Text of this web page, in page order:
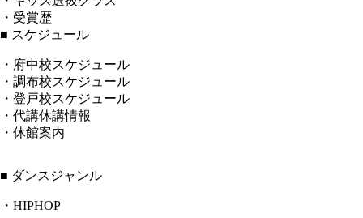
・受賞歴
■ スケジュール
・府中校スケジュール
・調布校スケジュール
・登戸校スケジュール
・代講休講情報
・休館案内
■ ダンスジャンル
・HIPHOP